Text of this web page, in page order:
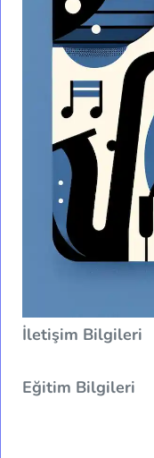
İletişim Bilgileri
Eğitim Bilgileri